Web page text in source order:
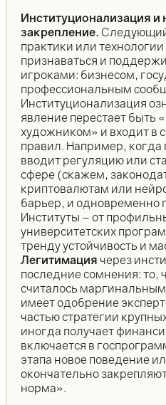
Институционализация и
закрепление.
практики или
признаваться и
игроками: бизнесом,
профессиональным
Институционализация
явление перестает быть
художником» и входит в
правил. Например, когда
вводит регуляцию или
сфере (скажем,
криптовалютам или
барьер, и одновременно
Институты – от
университетских
тренду устойчивость и
Легитимация через
последние сомнения: то,
считалось
имеет одобрение
частью стратегии
иногда получает
включается в
этапа новое поведение
окончательно
норма».